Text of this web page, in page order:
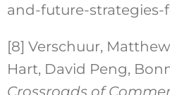
and-future-strategies-
[8] Verschuur,
Hart, David Peng,
Crossroads of